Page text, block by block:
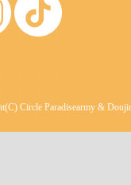
Circle Paradisearmy &